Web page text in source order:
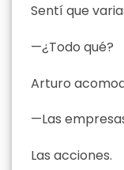
Sentí que
—¿Todo qué?
Arturo
—Las
Las acciones.